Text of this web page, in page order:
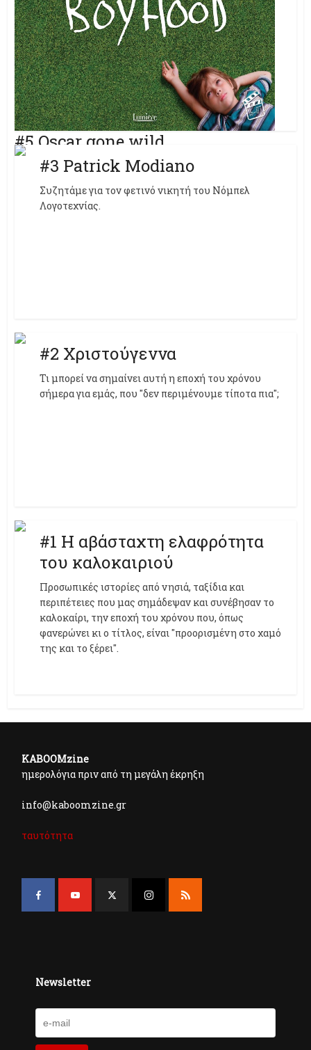
"Μόνον τα απαραίτητα", είπα. Κι ήταν αρκετά γι' αυτή τη
ζωή - και για πολλές άλλες ακόμη. Βάλθηκα να τα
καταγράφω ένα ένα». Γράφουμε για τα αγαπημένα μας
βιβλία, για να βρούμε τι θα βάλουμε στον σάκο μας (και)
αυτό το καλοκαίρι.
#5 Oscar gone wild
Η δική μας ματιά πάνω στα φετινά αλλά και τα παλιότερα
τους χαμένους.
#3 Patrick Modiano
Συζητάμε για τον φετινό νικητή του Νόμπελ
Λογοτεχνίας.
#2 Χριστούγεννα
Τι μπορεί να σημαίνει αυτή η εποχή του χρόνου
σήμερα για εμάς, που "δεν περιμένουμε τίποτα πια";
#1 Η αβάσταχτη ελαφρότητα
του καλοκαιριού
Προσωπικές ιστορίες από νησιά, ταξίδια και
περιπέτειες που μας σημάδεψαν και συνέβησαν το
καλοκαίρι, την εποχή του χρόνου που, όπως
φανερώνει κι ο τίτλος, είναι "προορισμένη στο χαμό
της και το ξέρει".
KABOOMzine
ημερολόγια πριν από τη μεγάλη έκρηξη
info@kaboomzine.gr
ταυτότητα
Newsletter